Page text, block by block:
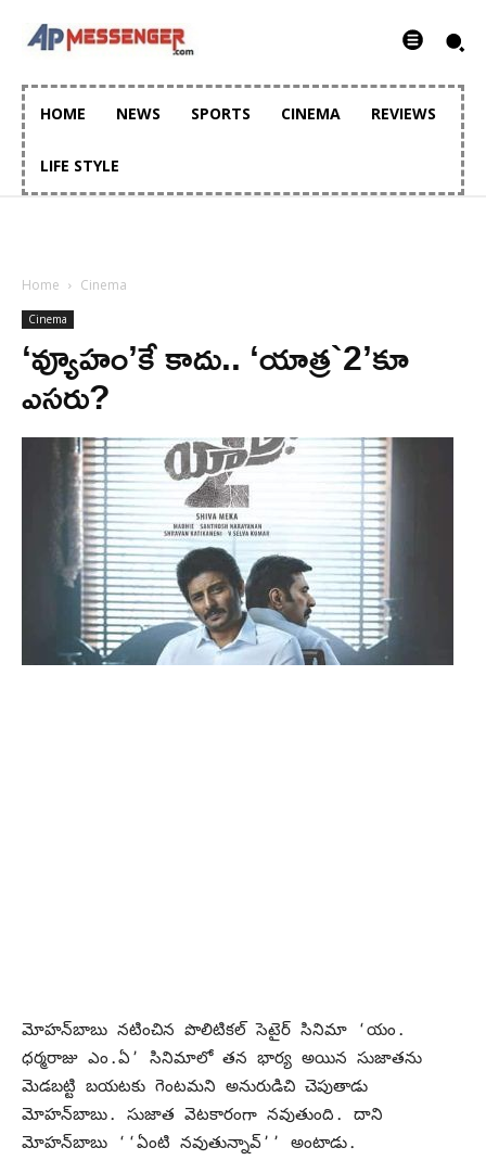
HOME NEWS SPORTS CINEMA REVIEWS
LIFE STYLE
Home Cinema
Cinema
‘వ్యూహం’కే కాదు.. ‘యాత్ర`2’కూ
ఎసరు?
మోహన్‌బాబు నటించిన పొలిటికల్‌ సెటైర్‌ సినిమా ‘యం.
ధర్మరాజు ఎం.ఏ’ సినిమాలో తన భార్య అయిన సుజాతను
మెడబట్టి బయటకు గెంటమని అనురుడిచి చెపుతాడు
మోహన్‌బాబు. సుజాత వెటకారంగా నవుతుంది. దాని
మోహన్‌బాబు ‘‘ఏంటి నవుతున్నావ్‌’’ అంటాడు.